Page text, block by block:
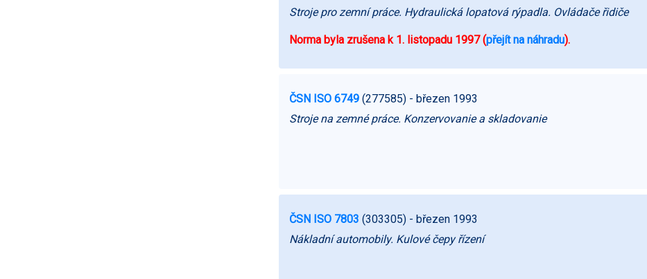
Stroje pro zemní práce. Hydraulická lopatová rýpadla. Ovládače řidiče
Norma byla zrušena k 1. listopadu 1997 (přejít na náhradu).
ČSN ISO 6749 (277585) - březen 1993
Stroje na zemné práce. Konzervovanie a skladovanie
ČSN ISO 7803 (303305) - březen 1993
Nákladní automobily. Kulové čepy řízení